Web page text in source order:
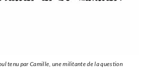
tenu par Camille, une militante de la question